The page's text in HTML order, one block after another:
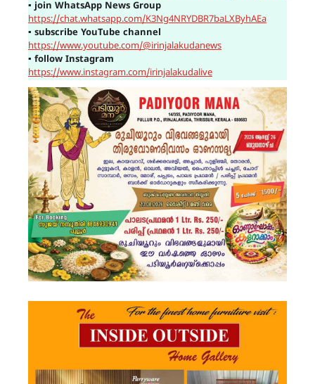
▪join WhatsApp News Group
https://chat.whatsapp.com/K3Ng4NRYDBR7baLXByhAEa
▪ subscribe YouTube channel
https://www.youtube.com/@irinjalakudanews
▪ follow Instagram
https://www.instagram.com/irinjalakudalive